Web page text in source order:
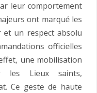
leur comportement
ont marqué les
et un respect absolu
officielles
une mobilisation
les Lieux saints,
Ce geste de haute